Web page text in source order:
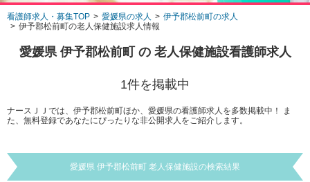
看護師求人・募集TOP 愛媛県の求人
伊予郡松前町の求人
伊予郡松前町の老人保健施設求人情報
愛媛県 伊予郡松前町 の 老人保健施設看護師求人
1件を掲載中
ナースＪＪでは、伊予郡松前町ほか、愛媛県の看護師求人を多数掲載中！ ま
た、無料登録であなたにぴったりな非公開求人をご紹介します。
愛媛県 伊予郡松前町 老人保健施設の検索結果